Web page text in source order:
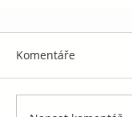
Komentáře